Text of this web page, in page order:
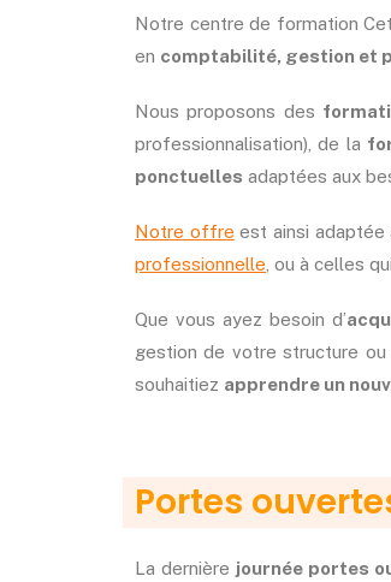
Notre centre de formation
en comptabilité, gestion et
Nous proposons des
professionnalisation), de la
ponctuelles adaptées aux
Notre offre est ainsi
professionnelle , ou à celles
Que vous ayez besoin d’
gestion de votre structure
souhaitiez apprendre un
Portes
La dernière journée portes